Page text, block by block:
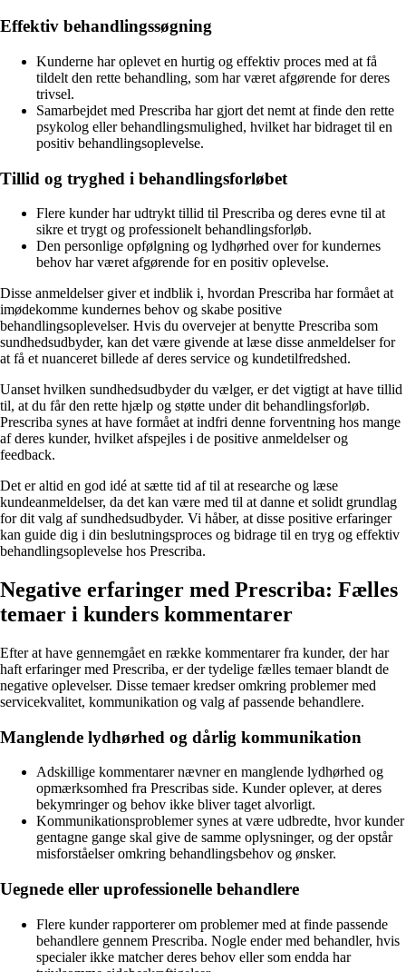
Effektiv behandlingssøgning
Kunderne har oplevet en hurtig og effektiv proces med at få
tildelt den rette behandling, som har været afgørende for deres
trivsel.
Samarbejdet med Prescriba har gjort det nemt at finde den rette
psykolog eller behandlingsmulighed, hvilket har bidraget til en
positiv behandlingsoplevelse.
Tillid og tryghed i behandlingsforløbet
Flere kunder har udtrykt tillid til Prescriba og deres evne til at
sikre et trygt og professionelt behandlingsforløb.
Den personlige opfølgning og lydhørhed over for kundernes
behov har været afgørende for en positiv oplevelse.
Disse anmeldelser giver et indblik i, hvordan Prescriba har formået at
imødekomme kundernes behov og skabe positive
behandlingsoplevelser. Hvis du overvejer at benytte Prescriba som
sundhedsudbyder, kan det være givende at læse disse anmeldelser for
at få et nuanceret billede af deres service og kundetilfredshed.
Uanset hvilken sundhedsudbyder du vælger, er det vigtigt at have tillid
til, at du får den rette hjælp og støtte under dit behandlingsforløb.
Prescriba synes at have formået at indfri denne forventning hos mange
af deres kunder, hvilket afspejles i de positive anmeldelser og
feedback.
Det er altid en god idé at sætte tid af til at researche og læse
kundeanmeldelser, da det kan være med til at danne et solidt grundlag
for dit valg af sundhedsudbyder. Vi håber, at disse positive erfaringer
kan guide dig i din beslutningsproces og bidrage til en tryg og effektiv
behandlingsoplevelse hos Prescriba.
Negative erfaringer med Prescriba: Fælles
temaer i kunders kommentarer
Efter at have gennemgået en række kommentarer fra kunder, der har
haft erfaringer med Prescriba, er der tydelige fælles temaer blandt de
negative oplevelser. Disse temaer kredser omkring problemer med
servicekvalitet, kommunikation og valg af passende behandlere.
Manglende lydhørhed og dårlig kommunikation
Adskillige kommentarer nævner en manglende lydhørhed og
opmærksomhed fra Prescribas side. Kunder oplever, at deres
bekymringer og behov ikke bliver taget alvorligt.
Kommunikationsproblemer synes at være udbredte, hvor kunder
gentagne gange skal give de samme oplysninger, og der opstår
misforståelser omkring behandlingsbehov og ønsker.
Uegnede eller uprofessionelle behandlere
Flere kunder rapporterer om problemer med at finde passende
behandlere gennem Prescriba. Nogle ender med behandler, hvis
specialer ikke matcher deres behov eller som endda har